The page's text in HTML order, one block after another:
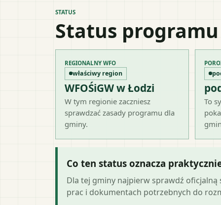
STATUS
Status
REGIONALNY WFO
właściwy region
WFOŚiGW w Łodzi
W tym regionie zaczniesz
sprawdzać zasady programu dla
gminy.
To
Co ten status oznacza
Dla tej gminy najpierw sprawdź
prac i dokumentach potrzebnych do